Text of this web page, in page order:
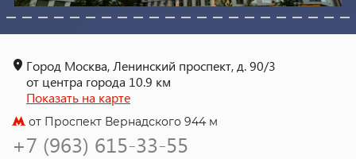
Город Москва, Ленинский проспект, д. 90/3
от центра города 10.9 км
Показать на карте
от Проспект Вернадского 944 м
+7 (963) 615-33-55